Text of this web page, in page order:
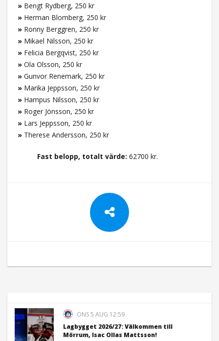
» Bengt Rydberg, 250 kr
» Herman Blomberg, 250 kr
» Ronny Berggren, 250 kr
» Mikael Nilsson, 250 kr
» Felicia Bergqvist, 250 kr
» Ola Olsson, 250 kr
» Gunvor Renemark, 250 kr
» Marika Jeppsson, 250 kr
» Hampus Nilsson, 250 kr
» Roger Jönsson, 250 kr
» Lars Jeppsson, 250 kr
»Therese Andersson, 250 kr
Fast belopp, totalt värde: 62700 kr.
ONS 5 AUG 12:59
Lagbygget 2026/27: Välkommen till
Mörrum, Isac Ollas Mattsson!